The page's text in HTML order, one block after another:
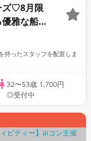
ズ♡8月限
雅な船の
と海風お
持ったスタッフを配置しま
32〜53歳 1,700円
◎受付中